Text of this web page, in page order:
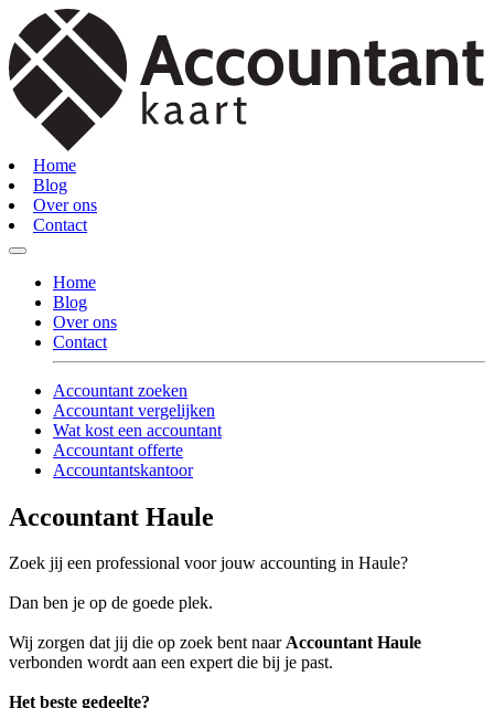
Home
Blog
Over ons
Contact
Home
Blog
Over ons
Contact
Accountant zoeken
Accountant vergelijken
Wat kost een accountant
Accountant offerte
Accountantskantoor
Accountant Haule
Zoek jij een professional voor jouw accounting in Haule?
Dan ben je op de goede plek.
Wij zorgen dat jij die op zoek bent naarAccountant Haule
verbonden wordt aan een expert die bij je past.
Het beste gedeelte?